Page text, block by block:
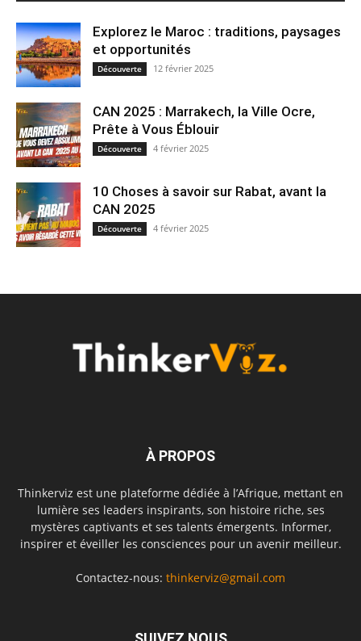
Explorez le Maroc : traditions, paysages
et opportunités
Découverte 12 février 2025
CAN 2025 : Marrakech, la Ville Ocre,
Prête à Vous Éblouir
Découverte 4 février 2025
10 Choses à savoir sur Rabat, avant la
CAN 2025
Découverte 4 février 2025
À PROPOS
Thinkerviz est une plateforme dédiée à l’Afrique, mettant en
lumière ses leaders inspirants, son histoire riche, ses
mystères captivants et ses talents émergents. Informer,
inspirer et éveiller les consciences pour un avenir meilleur.
Contactez-nous: thinkerviz@gmail.com